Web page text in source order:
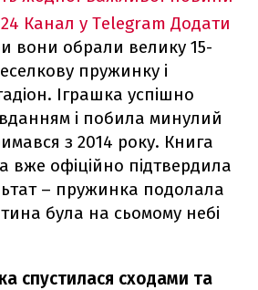
Канал у Telegram Додати
вони обрали велику 15-
пружинку і
Іграшка успішно
і побила минулий
з 2014 року. Книга
вже офіційно підтвердила
– пружинка подолала
була на сьомому небі
спустилася сходами та